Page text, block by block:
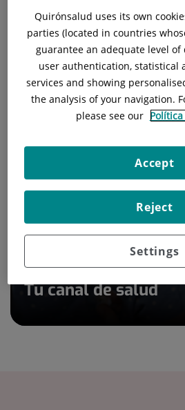
Els nostres blogs
Tu canal de salud
Quirónsalud uses its own
parties (located in countries
guarantee an adequate level
user authentication, statistical
services and showing
the analysis of your navigation.
please see our
Settings
Reject
Accept